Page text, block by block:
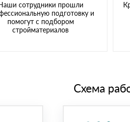
сотрудники прошли
подготовку и
помогут с подбором
стройматериалов
Схема